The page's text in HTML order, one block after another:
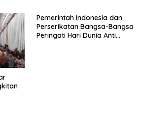
Pemerintah Indonesia dan
Perserikatan Bangsa-Bangsa
Peringati Hari Dunia Anti